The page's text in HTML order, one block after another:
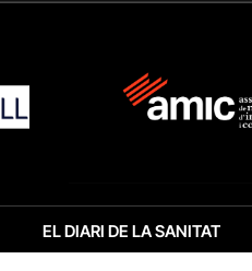
EL DIARI DE LA SANITAT